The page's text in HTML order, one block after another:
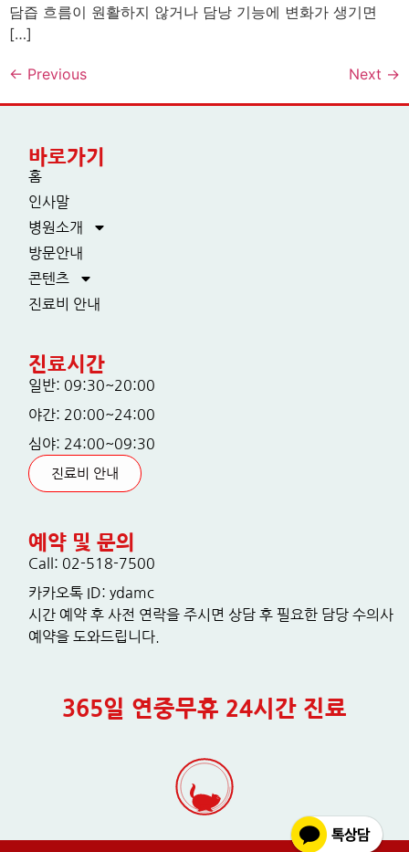
담즙 흐름이 원활하지 않거나 담낭 기능에 변화가 생기면
[…]
← Previous Next →
바로가기
홈
인사말
병원소개
방문안내
콘텐츠
진료비 안내
진료시간
일반: 09:30~20:00
야간: 20:00~24:00
심야: 24:00~09:30
진료비 안내
예약 및 문의
Call: 02-518-7500
카카오톡 ID: ydamc
시간 예약 후 사전 연락을 주시면 상담 후 필요한 담당 수의사
예약을 도와드립니다.
365일 연중무휴 24시간 진료